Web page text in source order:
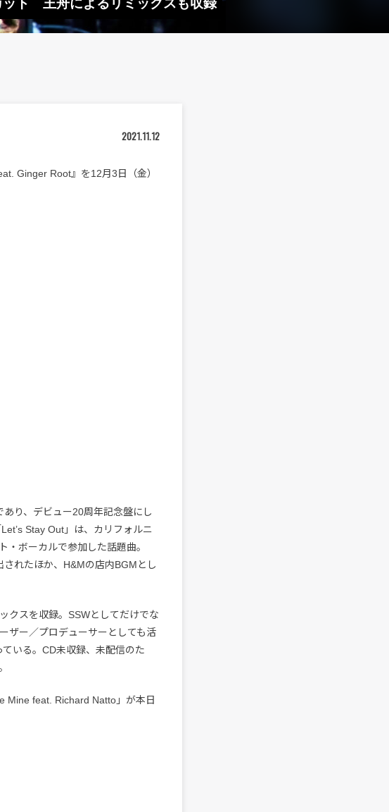
ト 王舟によるリミックスも収録
2021.11.12
Ginger Root』を12月3日（金）
り、デビュー20周年記念盤にし
Stay Out」は、カリフォルニ
ボーカルで参加した話題曲。
れたほか、H&Mの店内BGMとし
クスを収録。SSWとしてだけでな
ザー／プロデューサーとしても活
いる。CD未収録、未配信のた
Mine feat. Richard Natto」が本日